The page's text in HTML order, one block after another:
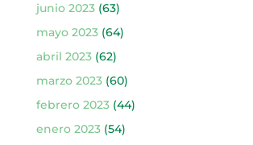
junio 2023(63)
mayo 2023(64)
abril 2023(62)
marzo 2023(60)
febrero 2023(44)
enero 2023(54)